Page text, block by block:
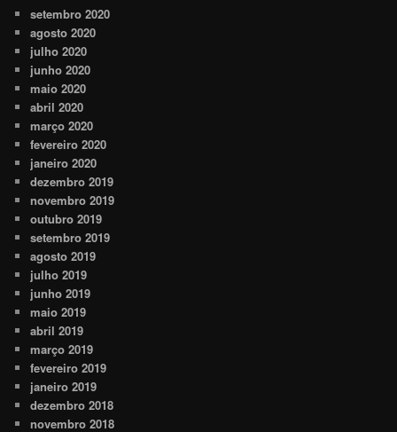
setembro 2020
agosto 2020
julho 2020
junho 2020
maio 2020
abril 2020
março 2020
fevereiro 2020
janeiro 2020
dezembro 2019
novembro 2019
outubro 2019
setembro 2019
agosto 2019
julho 2019
junho 2019
maio 2019
abril 2019
março 2019
fevereiro 2019
janeiro 2019
dezembro 2018
novembro 2018